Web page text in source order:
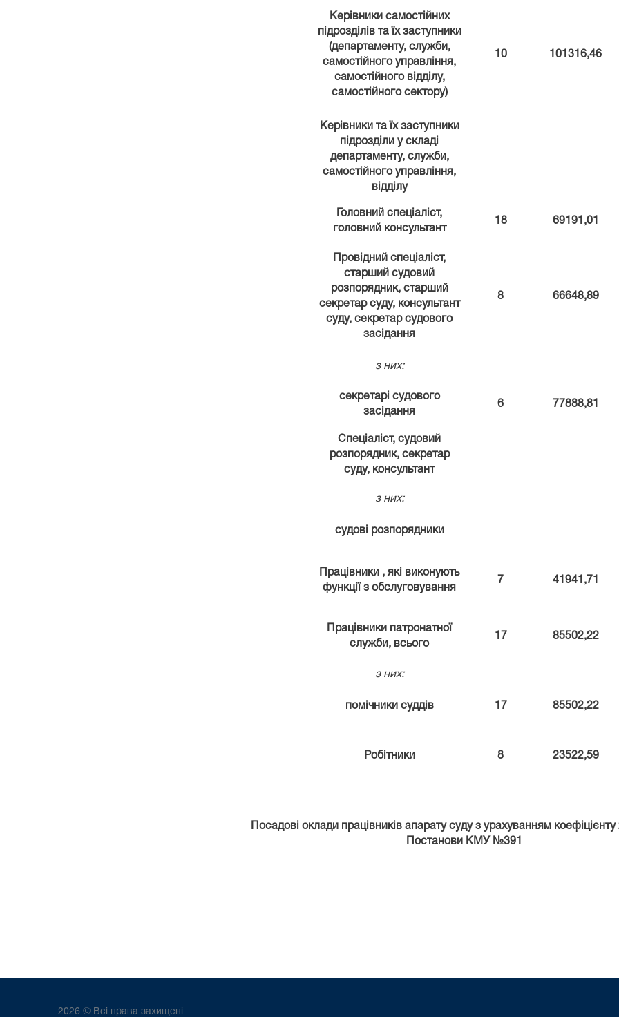
Керівники самостійних
підрозділів та їх заступники
(департаменту, служби,
самостійного управління,
самостійного відділу,
самостійного сектору)
10 101316,46
Керівники та їх заступники
підрозділи у складі
департаменту, служби,
самостійного управління,
відділу
Головний спеціаліст,
головний консультант
18 69191,01
Провідний спеціаліст,
старший судовий
розпорядник, старший
секретар суду, консультант
суду, секретар судового
засідання
8 66648,89
з них:
секретарі судового
засідання
6 77888,81
Спеціаліст, судовий
розпорядник, секретар
суду, консультант
з них:
судові розпорядники
Працівники , які виконують
функції з обслуговування
7 41941,71
Працівники патронатної
служби, всього
17 85502,22
з них:
помічники суддів 17 85502,22
Робітники 8 23522,59
Посадові оклади працівників апарату суду з урахуванням
Постанови КМУ №391
2026 © Всі права захищені